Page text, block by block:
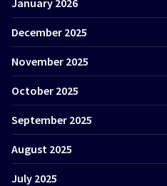
December 2025
November 2025
October 2025
September 2025
August 2025
July 2025